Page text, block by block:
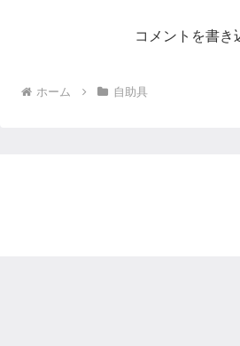
コメントを書き
ホーム 自助具